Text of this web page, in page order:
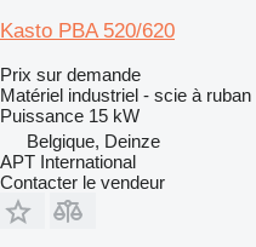
Kasto PBA 520/620
Prix sur demande
Matériel industriel - scie à
Puissance 15 kW
Belgique, Deinze
APT International
Contacter le vendeur